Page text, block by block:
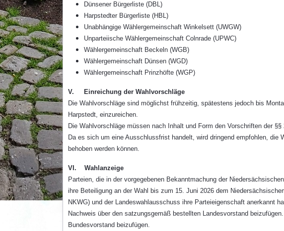
Dünsener Bürgerliste (DBL)
Harpstedter Bürgerliste (HBL)
Unabhängige Wählergemeinschaft Winkelsett (UWGW)
Unparteiische Wählergemeinschaft Colnrade (UPWC)
Wählergemeinschaft Beckeln (WGB)
Wählergemeinschaft Dünsen (WGD)
Wählergemeinschaft Prinzhöfte (WGP)
V. Einreichung der Wahlvorschläge
Die Wahlvorschläge sind möglichst frühzeitig, spätestens jedoch bis
Harpstedt, einzureichen.
Die Wahlvorschläge müssen nach Inhalt und Form den Vorschriften der
Da es sich um eine Ausschlussfrist handelt, wird dringend empfohlen,
behoben werden können.
VI. Wahlanzeige
Parteien, die in der vorgegebenen Bekanntmachung der
ihre Beteiligung an der Wahl bis zum 15. Juni 2026 dem
NKWG) und der Landeswahlausschuss ihre Parteieigenschaft anerkannt
Nachweis über den satzungsgemäß bestellten Landesvorstand
Bundesvorstand beizufügen.